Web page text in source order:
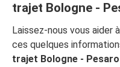
trajet Bologne -
Laissez-nous vous aider
ces quelques
trajet Bologne -